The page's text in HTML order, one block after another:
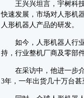
王兴兴坦言，宇树科技
快速发展，市场对人形机
人形机器人产品的研发。
如今，人形机器人行业
持，行业整机厂商及零部
在采访中，他进一步介
3年，一年出货几十万台